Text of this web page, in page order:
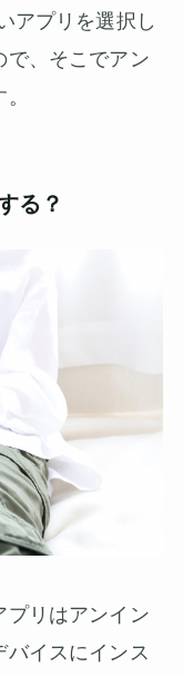
アプリを選択し
で、そこでアン
る？
プリはアンイン
バイスにインス